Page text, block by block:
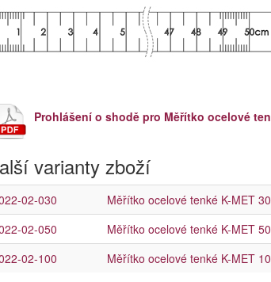
Prohlášení o shodě pro Měřítko ocelové
varianty zboží
02-030 Měřítko ocelové tenké K-MET
02-050
Měřítko ocelové tenké K-MET
02-100
Měřítko ocelové tenké K-MET